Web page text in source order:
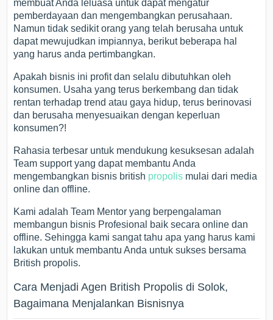
membuat Anda leluasa untuk dapat mengatur
pemberdayaan dan mengembangkan perusahaan.
Namun tidak sedikit orang yang telah berusaha untuk
dapat mewujudkan impiannya, berikut beberapa hal
yang harus anda pertimbangkan.
Apakah bisnis ini profit dan selalu dibutuhkan oleh
konsumen. Usaha yang terus berkembang dan tidak
rentan terhadap trend atau gaya hidup, terus berinovasi
dan berusaha menyesuaikan dengan keperluan
konsumen?!
Rahasia terbesar untuk mendukung kesuksesan adalah
Team support yang dapat membantu Anda
mengembangkan bisnis british propolis mulai dari media
online dan offline.
Kami adalah Team Mentor yang berpengalaman
membangun bisnis Profesional baik secara online dan
offline. Sehingga kami sangat tahu apa yang harus kami
lakukan untuk membantu Anda untuk sukses bersama
British propolis.
Cara Menjadi Agen British Propolis di Solok,
Bagaimana Menjalankan Bisnisnya